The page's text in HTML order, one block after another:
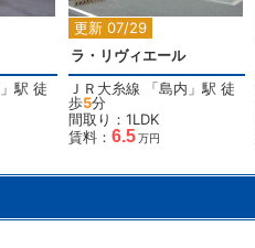
」駅 徒
更新 07/29
ラ・リヴィエール
ＪＲ大糸線 「島内 」駅 徒
歩5分
間取り：1LDK
賃料： 6.5万円